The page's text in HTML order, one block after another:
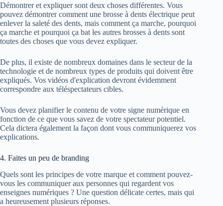
Démontrer et expliquer sont deux choses différentes. Vous
pouvez démontrer comment une brosse à dents électrique peut
enlever la saleté des dents, mais comment ça marche, pourquoi
ça marche et pourquoi ça bat les autres brosses à dents sont
toutes des choses que vous devez expliquer.
De plus, il existe de nombreux domaines dans le secteur de la
technologie et de nombreux types de produits qui doivent être
expliqués. Vos vidéos d'explication devront évidemment
correspondre aux téléspectateurs cibles.
Vous devez planifier le contenu de votre signe numérique en
fonction de ce que vous savez de votre spectateur potentiel.
Cela dictera également la façon dont vous communiquerez vos
explications.
4. Faites un peu de branding
Quels sont les principes de votre marque et comment pouvez-
vous les communiquer aux personnes qui regardent vos
enseignes numériques ? Une question délicate certes, mais qui
a heureusement plusieurs réponses.